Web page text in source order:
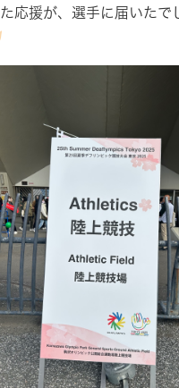
応援が、選手に届いたで